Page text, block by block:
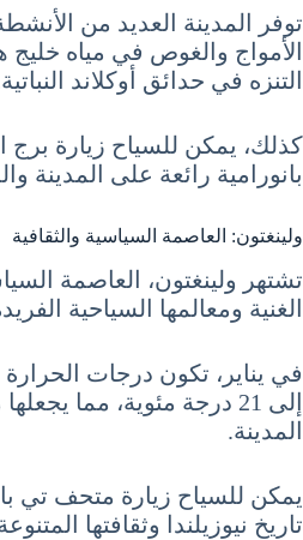
توفر المدينة العديد من
الأمواج والغوص في مياه خليج
التنزه في حدائق أوكلاند
كذلك، يمكن للسياح زيارة برج
بانورامية رائعة على المدينة
ولينغتون: العاصمة السياسية والثقافية
تشتهر ولينغتون، العاصمة
الغنية ومعالمها السياحية
إلى 21 درجة مئوية، مما
المدينة.
يمكن للسياح زيارة متحف تي
تاريخ نيوزيلندا وثقافتها